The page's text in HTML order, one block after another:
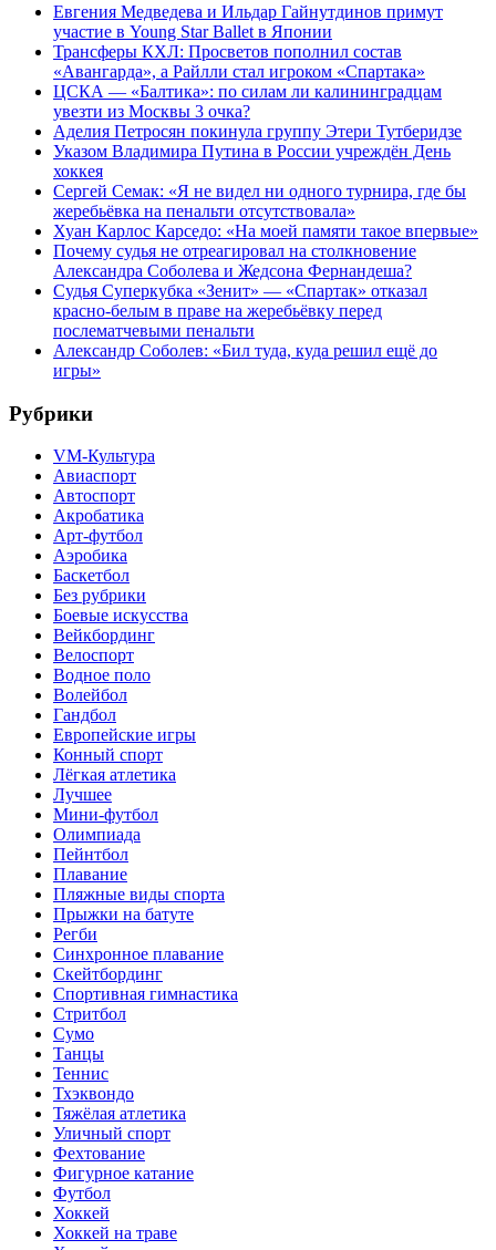
Евгения Медведева и Ильдар Гайнутдинов примут
участие в Young Star Ballet в Японии
Трансферы КХЛ: Просветов пополнил состав
«Авангарда», а Райлли стал игроком «Спартака»
ЦСКА — «Балтика»: по силам ли калининградцам
увезти из Москвы 3 очка?
Аделия Петросян покинула группу Этери Тутберидзе
Указом Владимира Путина в России учреждён День
хоккея
Сергей Семак: «Я не видел ни одного турнира, где бы
жеребьёвка на пенальти отсутствовала»
Хуан Карлос Карседо: «На моей памяти такое впервые»
Почему судья не отреагировал на столкновение
Александра Соболева и Жедсона Фернандеша?
Судья Суперкубка «Зенит» — «Спартак» отказал
красно-белым в праве на жеребьёвку перед
послематчевыми пенальти
Александр Соболев: «Бил туда, куда решил ещё до
игры»
Рубрики
VM-Культура
Авиаспорт
Автоспорт
Акробатика
Арт-футбол
Аэробика
Баскетбол
Без рубрики
Боевые искусства
Вейкбординг
Велоспорт
Водное поло
Волейбол
Гандбол
Европейские игры
Конный спорт
Лёгкая атлетика
Лучшее
Мини-футбол
Олимпиада
Пейнтбол
Плавание
Пляжные виды спорта
Прыжки на батуте
Регби
Синхронное плавание
Скейтбординг
Спортивная гимнастика
Стритбол
Сумо
Танцы
Теннис
Тхэквондо
Тяжёлая атлетика
Уличный спорт
Фехтование
Фигурное катание
Футбол
Хоккей
Хоккей на траве